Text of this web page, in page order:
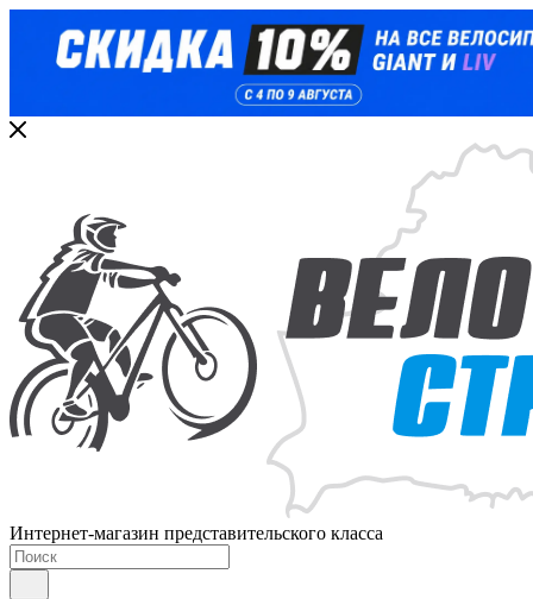
Интернет-магазин представительского класса